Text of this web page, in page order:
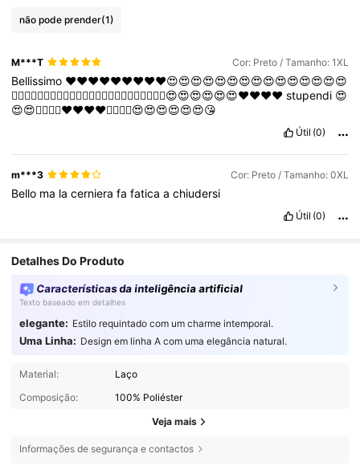
não pode prender(1)
M***T Cor: Preto / Tamanho: 1XL
Bellissimo ♥️♥️♥️♥️♥️♥️♥️♥️♥️😍😍😍😍😍😍😍😍😍😍😍😍😍😍😍
❤️‍🔥❤️‍🔥❤️‍🔥❤️‍🔥❤️‍🔥❤️‍🔥❤️‍🔥❤️‍🔥❤️‍🔥❤️‍🔥❤️‍🔥❤️‍🔥😍😍😍😍😍😍♥️♥️♥️♥️stupendi 😍
😍😍❤️‍🔥❤️‍🔥♥️♥️♥️♥️❤️‍🔥❤️‍🔥😍😍😍😍😍😍😘
Útil (0)
m***3 Cor: Preto / Tamanho: 0XL
Bello ma lacernierafafaticaachiudersi
Útil (0)
Detalhes Do Produto
Características da inteligência artificial
Texto baseado em detalhes
elegante: Estilo requintado com um charme intemporal.
Uma Linha: Design em linha A com uma elegância natural.
Material:
Laço
Composição:
100% Poliéster
Veja mais
Informações de segurança e contactos